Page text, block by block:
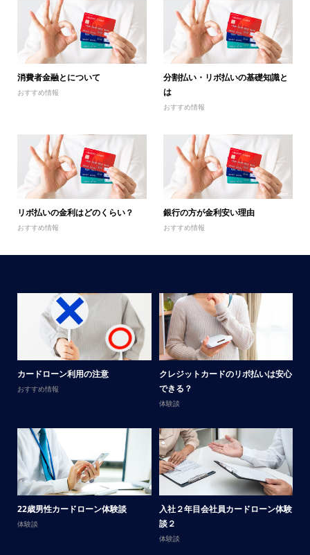
消費者金融とについて
おすすめ情報
分割払い・リボ払いの基礎知識と
は
おすすめ情報
リボ払いの金利はどのくらい？
おすすめ情報
銀行の方が金利安い理由
おすすめ情報
カードローン利用の注意
おすすめ情報
クレジットカードのリボ払いは安心
できる？
体験談
22歳男性カードローン体験談
体験談
入社２年目会社員カードローン体験
談２
体験談